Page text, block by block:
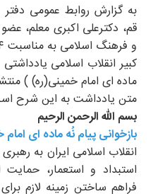
به گزارش روابط عمومی دفتر
قم، دکترعلی اکبری معلم،
ماده ای امام خمینی(ره) )
متن یادداشت به این شرح
بسم الله الرحمن الرحیم
بازخوانی پیام نُه ماده ای
انقلاب اسلامی ایران به
استبداد و استعمار،
فراهم ساختن زمینه لازم